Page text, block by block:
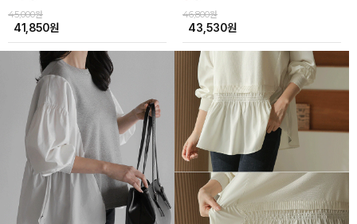
45,000원
41,850원
46,800원
43,530원